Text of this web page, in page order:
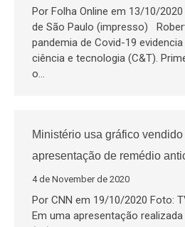
Por Folha Online em 13/10/
de São Paulo (impresso)
pandemia de Covid-19
ciência e tecnologia (C&T).
o…
Ministério usa gráfico
apresentação de remédio
4 de November de 2020
Por CNN em 19/10/2020 Foto:
Em uma apresentação